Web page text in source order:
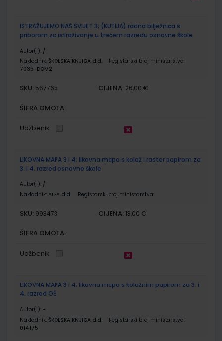
ISTRAŽUJEMO NAŠ SVIJET 3; (KUTIJA) radna bilježnica s
priborom za istraživanje u trećem razredu osnovne škole
Autor(i): /
Nakladnik: ŠKOLSKA KNJIGA d.d.
Registarski broj ministarstva:
7035-DOM2
SKU: 567765 CIJENA: 26,00 €
ŠIFRA OMOTA:
Udžbenik
LIKOVNA MAPA 3 i 4; likovna mapa s kolaž i raster papirom za
3. i 4. razred osnovne škole
Autor(i): /
Nakladnik: ALFA d.d. Registarski broj ministarstva:
SKU: 993473 CIJENA: 13,00 €
ŠIFRA OMOTA:
Udžbenik
LIKOVNA MAPA 3 i 4; likovna mapa s kolažnim papirom za 3. i
4. razred OŠ
Autor(i): -
Nakladnik: ŠKOLSKA KNJIGA d.d.
Registarski broj ministarstva:
014175